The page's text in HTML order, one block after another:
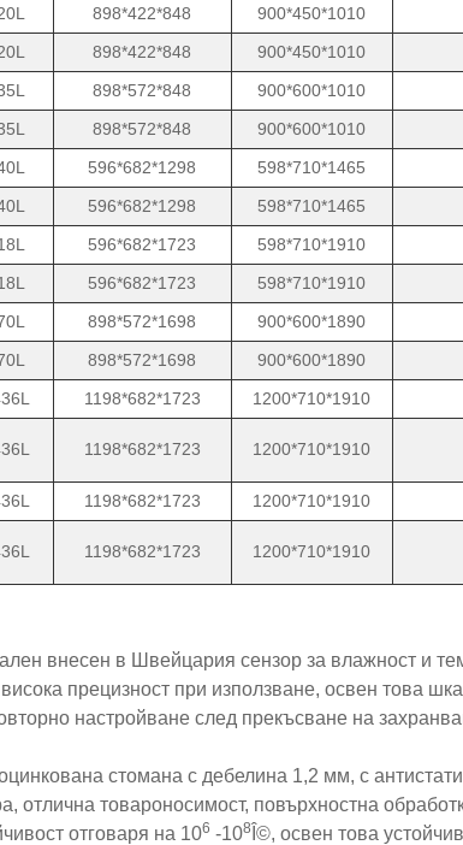
898*422*848 900*450*1010
898*422*848 900*450*1010
898*572*848 900*600*1010
898*572*848 900*600*1010
596*682*1298 598*710*1465
596*682*1298 598*710*1465
596*682*1723 598*710*1910
596*682*1723 598*710*1910
898*572*1698 900*600*1890
898*572*1698 900*600*1890
1198*682*1723 1200*710*1910
1198*682*1723 1200*710*1910
1198*682*1723 1200*710*1910
1198*682*1723 1200*710*1910
внесен в Швейцария сензор за влажност и
прецизност при използване, освен това
настройване след прекъсване на
стомана с дебелина 1,2 мм, с
отлична товароносимост, повърхностна
отговаря на 106 -108 Î©, освен това